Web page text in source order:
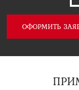
ОФОРМИТЬ